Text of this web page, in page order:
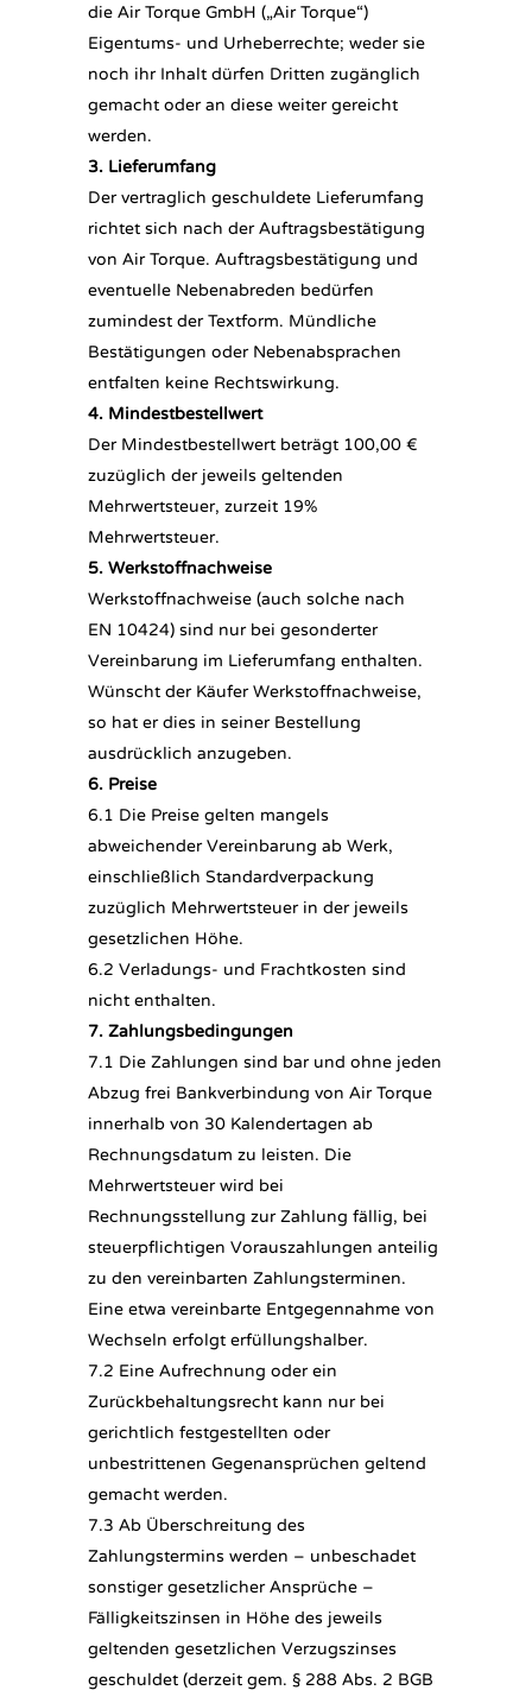
die Air Torque GmbH („Air Torque“)
Eigentums- und Urheberrechte; weder sie
noch ihr Inhalt dürfen Dritten zugänglich
gemacht oder an diese weiter gereicht
werden.
3. Lieferumfang
Der vertraglich geschuldete Lieferumfang
richtet sich nach der Auftragsbestätigung
von Air Torque. Auftragsbestätigung und
eventuelle Nebenabreden bedürfen
zumindest der Textform. Mündliche
Bestätigungen oder Nebenabsprachen
entfalten keine Rechtswirkung.
4. Mindestbestellwert
Der Mindestbestellwert beträgt 100,00 €
zuzüglich der jeweils geltenden
Mehrwertsteuer, zurzeit 19%
Mehrwertsteuer.
5. Werkstoffnachweise
Werkstoffnachweise (auch solche nach
EN 10424) sind nur bei gesonderter
Vereinbarung im Lieferumfang enthalten.
Wünscht der Käufer Werkstoffnachweise,
so hat er dies in seiner Bestellung
ausdrücklich anzugeben.
6. Preise
6.1 Die Preise gelten mangels
abweichender Vereinbarung ab Werk,
einschließlich Standardverpackung
zuzüglich Mehrwertsteuer in der jeweils
gesetzlichen Höhe.
6.2 Verladungs- und Frachtkosten sind
nicht enthalten.
7. Zahlungsbedingungen
7.1 Die Zahlungen sind bar und ohne jeden
Abzug frei Bankverbindung von Air Torque
innerhalb von 30 Kalendertagen ab
Rechnungsdatum zu leisten. Die
Mehrwertsteuer wird bei
Rechnungsstellung zur Zahlung fällig, bei
steuerpflichtigen Vorauszahlungen anteilig
zu den vereinbarten Zahlungsterminen.
Eine etwa vereinbarte Entgegennahme von
Wechseln erfolgt erfüllungshalber.
7.2 Eine Aufrechnung oder ein
Zurückbehaltungsrecht kann nur bei
gerichtlich festgestellten oder
unbestrittenen Gegenansprüchen geltend
gemacht werden.
7.3 Ab Überschreitung des
Zahlungstermins werden – unbeschadet
sonstiger gesetzlicher Ansprüche –
Fälligkeitszinsen in Höhe des jeweils
geltenden gesetzlichen Verzugszinses
geschuldet (derzeit gem. § 288 Abs. 2 BGB